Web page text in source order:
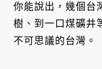
你能說出，幾個台
樹、到一口煤礦井
不可思議的台灣。